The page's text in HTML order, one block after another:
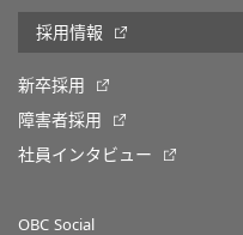
採用情報
新卒採用
障害者採用
社員インタビュー
OBC Social